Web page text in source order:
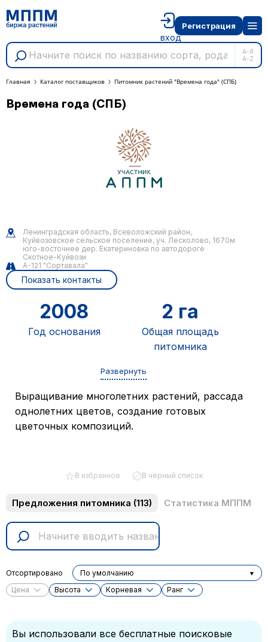
А-Я
A-Z
вход
Регистрация
Главная Каталог поставщиков Питомник растений "Времена года" (СПБ)
Времена года (СПБ)
В избранное В чёрный список
Ленинградская область, Всеволожский район,
Куйвозовское сельское поселение, уч. Лесколово, 1670м
юго-восточнее дер. Екатериновка по автодороге
Скотное-Куйвози
А-121 "Сортавала"
Показать контакты
2008
Год основания
2 га
Общая площадь
питомника
Площадь открытого
грунта
Площадь защищенного
грунта
0,5 га
Площадь
0,4 га
Развернуть
Выращивание многолетних растений, рассада
однолетних цветов, создание готовых
цветочных композиций.
Предложения питомника (113) Статистика МППМ
Цена Высота Корневая Ранг
Отсортировано По умолчанию
Вы использовали все бесплатные поисковые